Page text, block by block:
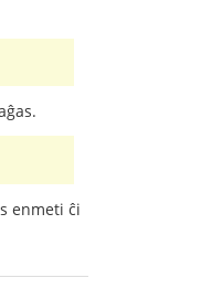
enmeti ĉi